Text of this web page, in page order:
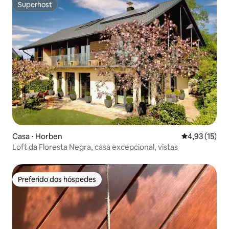
Superhost
Superhost
Casa ⋅ Horben 4,93 de uma
4,93 (15)
Loft da Floresta Negra, casa excepcional, vistas
Preferido dos hóspedes
Preferido dos hóspedes